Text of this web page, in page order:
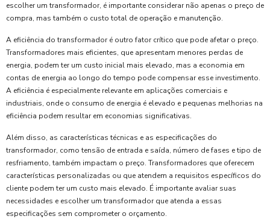
escolher um transformador, é importante considerar não apenas o preço de
compra, mas também o custo total de operação e manutenção.
A eficiência do transformador é outro fator crítico que pode afetar o preço.
Transformadores mais eficientes, que apresentam menores perdas de
energia, podem ter um custo inicial mais elevado, mas a economia em
contas de energia ao longo do tempo pode compensar esse investimento.
A eficiência é especialmente relevante em aplicações comerciais e
industriais, onde o consumo de energia é elevado e pequenas melhorias na
eficiência podem resultar em economias significativas.
Além disso, as características técnicas e as especificações do
transformador, como tensão de entrada e saída, número de fases e tipo de
resfriamento, também impactam o preço. Transformadores que oferecem
características personalizadas ou que atendem a requisitos específicos do
cliente podem ter um custo mais elevado. É importante avaliar suas
necessidades e escolher um transformador que atenda a essas
especificações sem comprometer o orçamento.